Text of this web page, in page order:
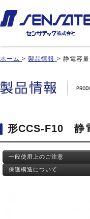
品番インデックス
用途事例
文
利用規約
ップ
ホーム >製品情報 > 静電容
形CCS-F10 静
一般使用上のご注意
保護構造について